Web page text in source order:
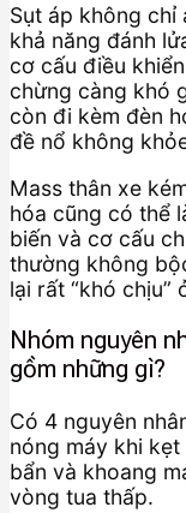
Sụt áp không chỉ
khả năng đánh
cơ cấu điều
chừng càng khó
còn đi kèm đèn
đề nổ không
Mass thân xe
hóa cũng có thể
biến và cơ cấu
thường không
lại rất “khó
Nhóm nguyên
gồm những gì?
Có 4 nguyên
nóng máy khi
bẩn và khoang
vòng tua thấp.